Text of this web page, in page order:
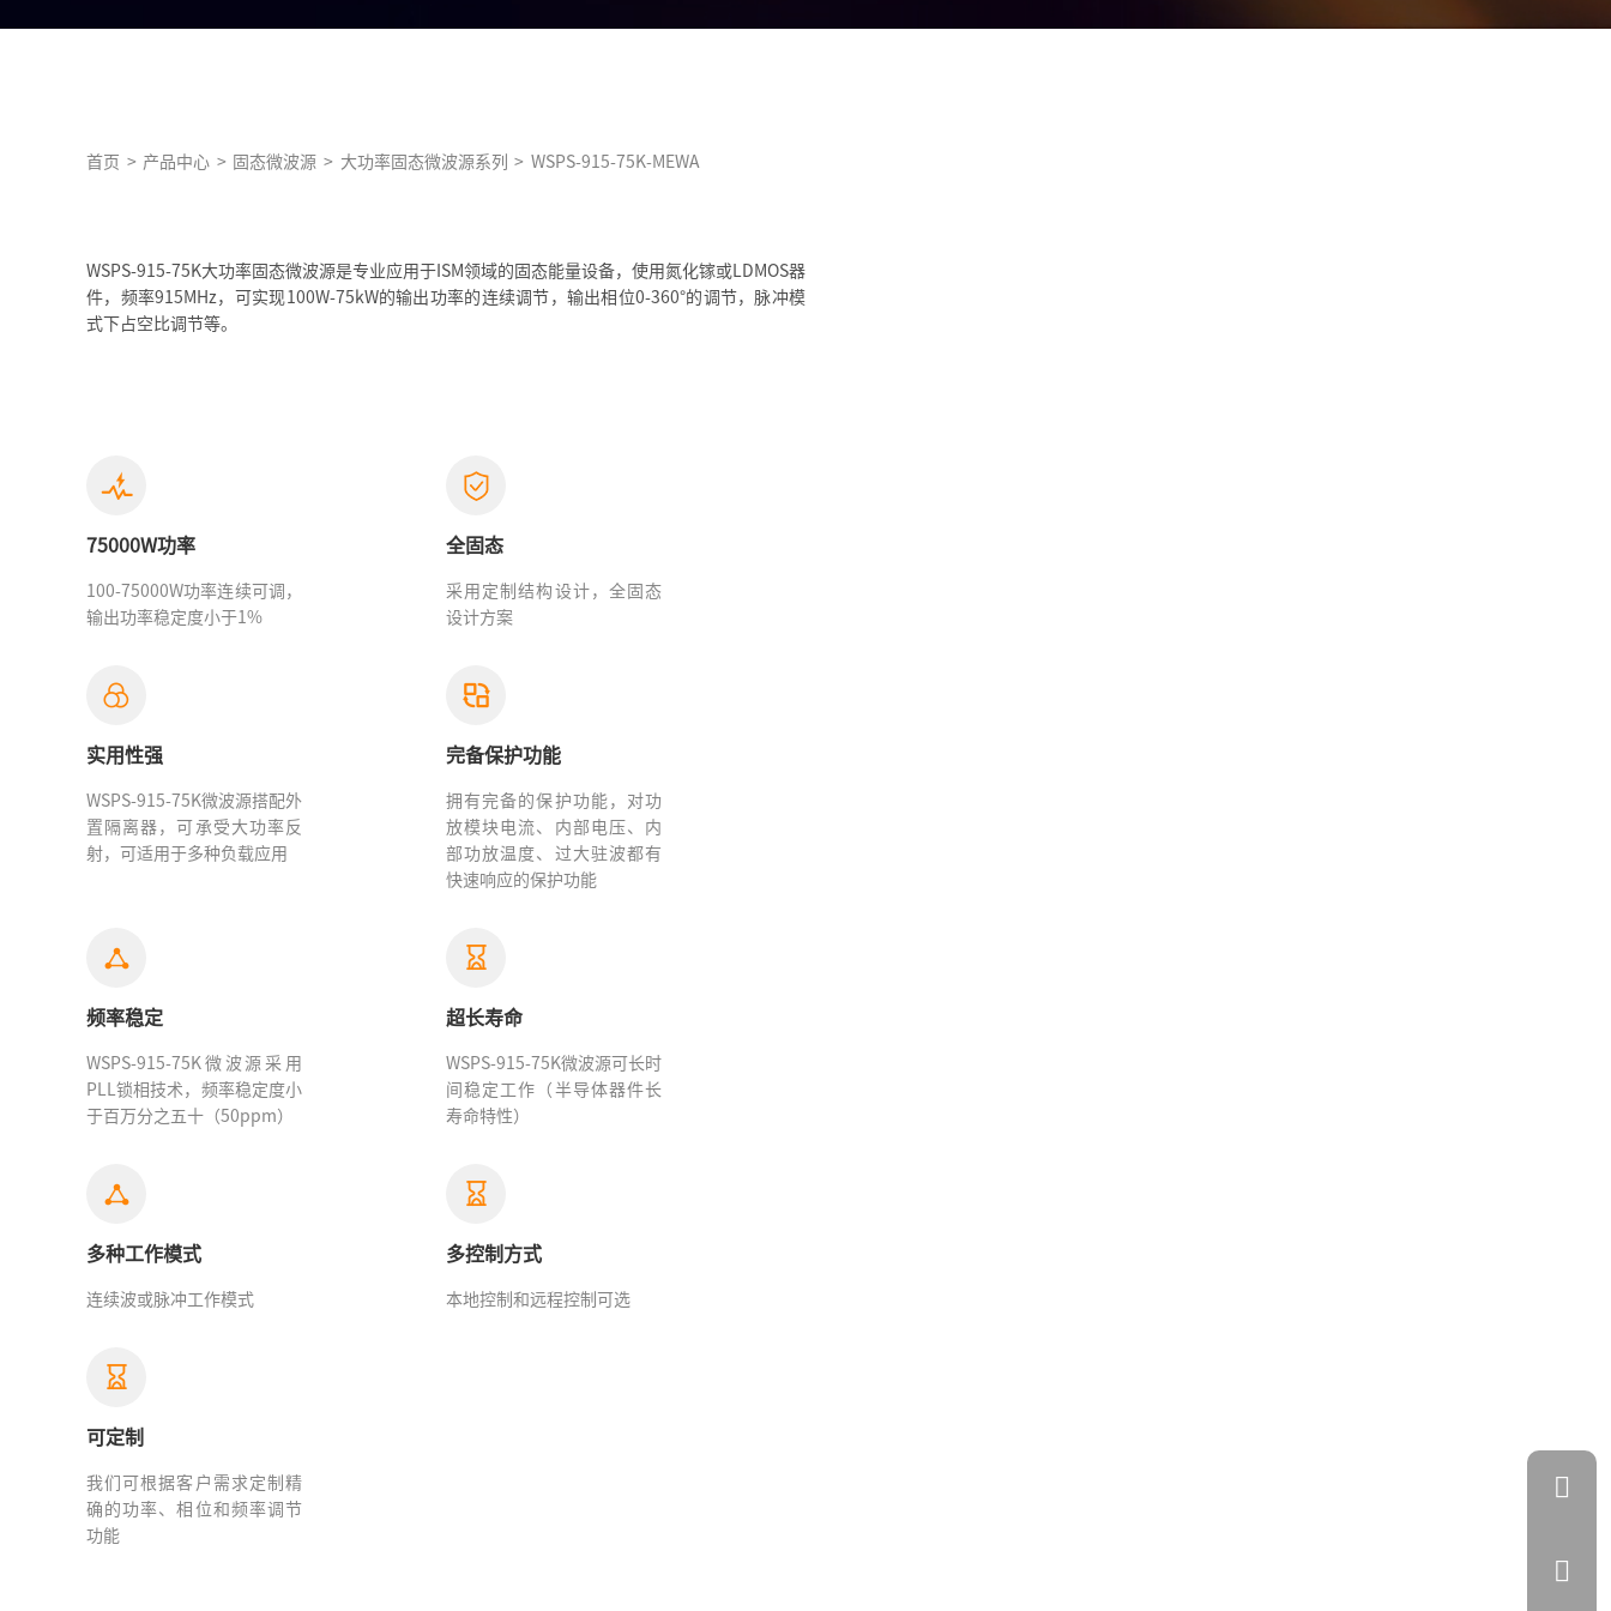
首页 > 产品中心 > 固态微波源 > 大功率固态微波源系列 > WSPS-915-75K-MEWA
WSPS-915-75K大功率固态微波源是专业应用于ISM领域的固态能量设备，使用氮化镓或LDMOS器
件，频率915MHz，可实现100W-75kW的输出功率的连续调节，输出相位0-360°的调节，脉冲模
式下占空比调节等。
75000W功率
100-75000W功率连续可调，
输出功率稳定度小于1%
全固态
采用定制结构设计，全固态
设计方案
实用性强
WSPS-915-75K微波源搭配外
置隔离器，可承受大功率反
射，可适用于多种负载应用
完备保护功能
拥有完备的保护功能，对功
放模块电流、内部电压、内
部功放温度、过大驻波都有
快速响应的保护功能
频率稳定
WSPS-915-75K微波源 采用
PLL锁相技术，频率稳定度小
于百万分之五十（50ppm）
超长寿命
WSPS-915-75K微波源可长时
间稳定工作（半导体器件长
寿命特性）
多种工作模式
连续波或脉冲工作模式
多控制方式
本地控制和远程控制可选
可定制
我们可根据客户需求定制精
确的功率、相位和频率调节
功能